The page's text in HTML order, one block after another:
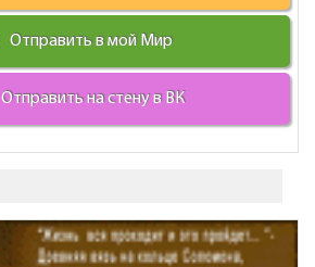
Отправить в мой Мир
Отправить на стену в ВК